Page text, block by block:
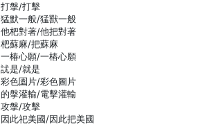
打搫/打擊
猛默一般/猛獸一般
他杷對著/他把對著
杷蘇麻/把蘇麻
一椿心願/一樁心願
訧是/就是
彩色圔片/彩色圖片
的搫灌輸/電擊灌輸
攻搫/攻擊
因此祀美國/因此把美國